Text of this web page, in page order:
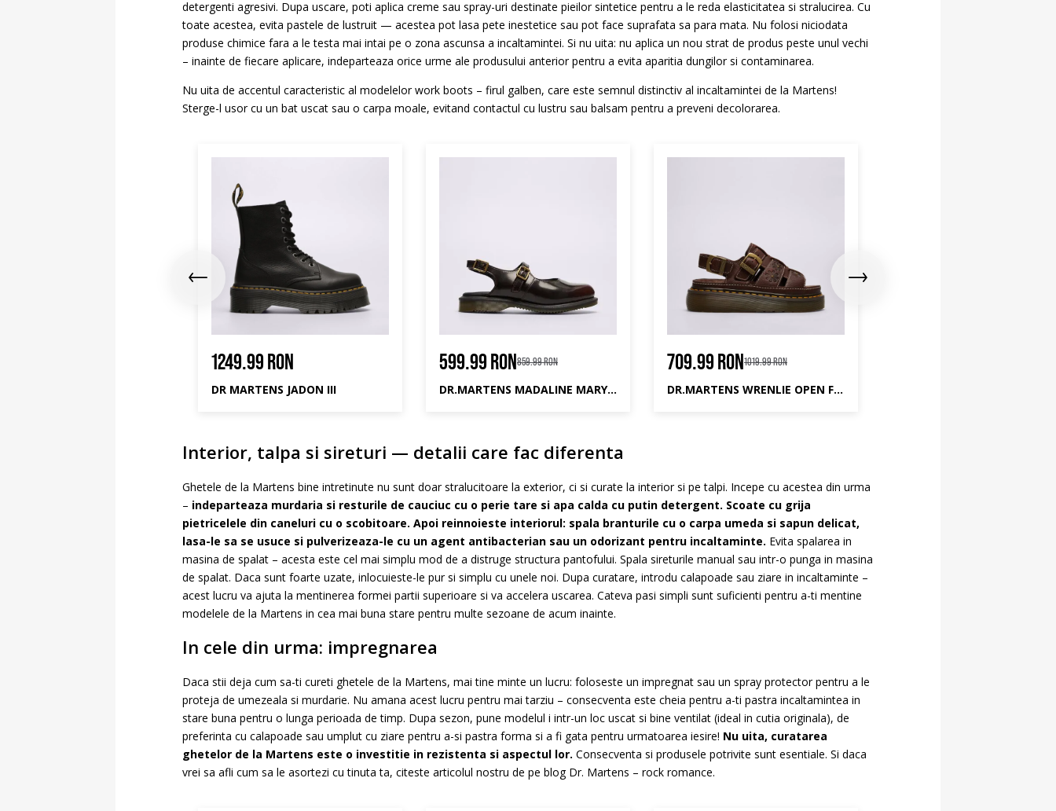
detergenti agresivi. Dupa uscare, poti aplica creme sau spray-uri destinate pieilor sintetice pentru a le reda elasticitatea si stralucirea. Cu
toate acestea, evita pastele de lustruit — acestea pot lasa pete inestetice sau pot face suprafata sa para mata. Nu folosi niciodata
produse chimice fara a le testa mai intai pe o zona ascunsa a incaltamintei. Si nu uita: nu aplica un nou strat de produs peste unul vechi
– inainte de fiecare aplicare, indeparteaza orice urme ale produsului anterior pentru a evita aparitia dungilor si contaminarea.
Nu uita de accentul caracteristic al modelelor work boots – firul galben, care este semnul distinctiv al incaltamintei de la Martens!
Sterge-l usor cu un bat uscat sau o carpa moale, evitand contactul cu lustru sau balsam pentru a preveni decolorarea.
1249.99 RON
DR MARTENS JADON III
599.99 RON859.99 RON
DR.MARTENS MADALINE MARY JANE
709.99 RON1019.99 RON
DR.MARTENS WRENLIE OPEN FL SANDAL
Interior, talpa si sireturi — detalii care fac diferenta
Ghetele de la Martens bine intretinute nu sunt doar stralucitoare la exterior, ci si curate la interior si pe talpi. Incepe cu acestea din urma
– indeparteaza murdaria si resturile de cauciuc cu o perie tare si apa calda cu putin detergent. Scoate cu grija
pietricelele din caneluri cu o scobitoare. Apoi reinnoieste interiorul: spala branturile cu o carpa umeda si sapun delicat,
lasa-le sa se usuce si pulverizeaza-le cu un agent antibacterian sau un odorizant pentru incaltaminte. Evita spalarea in
masina de spalat – acesta este cel mai simplu mod de a distruge structura pantofului. Spala sireturile manual sau intr-o punga in masina
de spalat. Daca sunt foarte uzate, inlocuieste-le pur si simplu cu unele noi. Dupa curatare, introdu calapoade sau ziare in incaltaminte –
acest lucru va ajuta la mentinerea formei partii superioare si va accelera uscarea. Cateva pasi simpli sunt suficienti pentru a-ti mentine
modelele de la Martens in cea mai buna stare pentru multe sezoane de acum inainte.
In cele din urma: impregnarea
Daca stii deja cum sa-ti cureti ghetele de la Martens, mai tine minte un lucru: foloseste un impregnat sau un spray protector pentru a le
proteja de umezeala si murdarie. Nu amana acest lucru pentru mai tarziu – consecventa este cheia pentru a-ti pastra incaltamintea in
stare buna pentru o lunga perioada de timp. Dupa sezon, pune modelul i intr-un loc uscat si bine ventilat (ideal in cutia originala), de
preferinta cu calapoade sau umplut cu ziare pentru a-si pastra forma si a fi gata pentru urmatoarea iesire! Nu uita, curatarea
ghetelor de la Martens este o investitie in rezistenta si aspectul lor. Consecventa si produsele potrivite sunt esentiale. Si daca
vrei sa afli cum sa le asortezi cu tinuta ta, citeste articolul nostru de pe blog Dr. Martens – rock romance.